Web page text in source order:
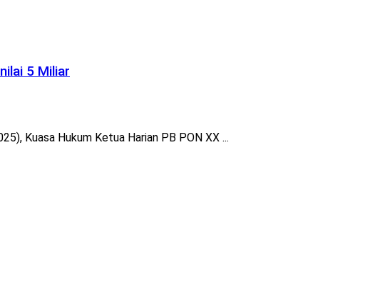
5 Miliar
Kuasa Hukum Ketua Harian PB PON XX ...